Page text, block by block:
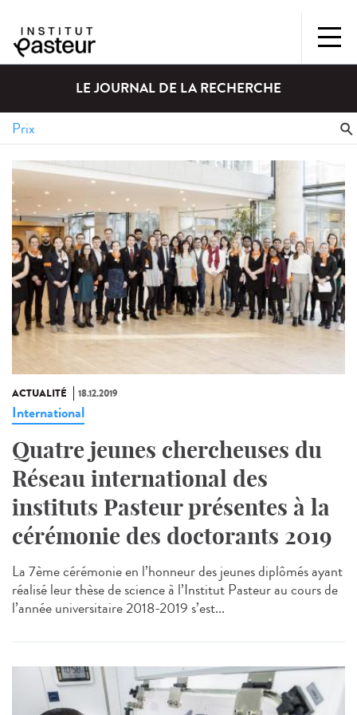
LE JOURNAL DE LA RECHERCHE
ACTUALITÉ 18.12.2019
International
Quatre jeunes chercheuses du
Réseau international des
instituts Pasteur présentes à la
cérémonie des doctorants 2019
La 7ème cérémonie en l’honneur des jeunes diplômés ayant
réalisé leur thèse de science à l’Institut Pasteur au cours de
l’année universitaire 2018-2019 s’est...